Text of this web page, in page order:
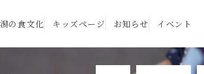
の食文化 キッズページ お知らせ イベント